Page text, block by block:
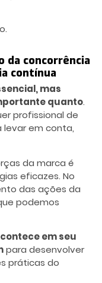
concorrência
contínua
mas
quanto.
profissional de
levar em conta,
da marca é
eficazes. No
das ações da
podemos
em seu
para desenvolver
práticas do